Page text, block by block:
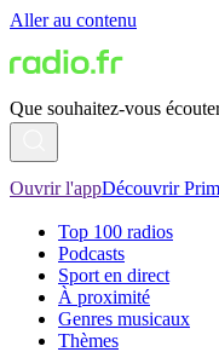
Aller au contenu
Que souhaitez-vous
Ouvrir l'appDécouvrir
Top 100 radios
Podcasts
Sport en direct
À proximité
Genres musicaux
Thèmes